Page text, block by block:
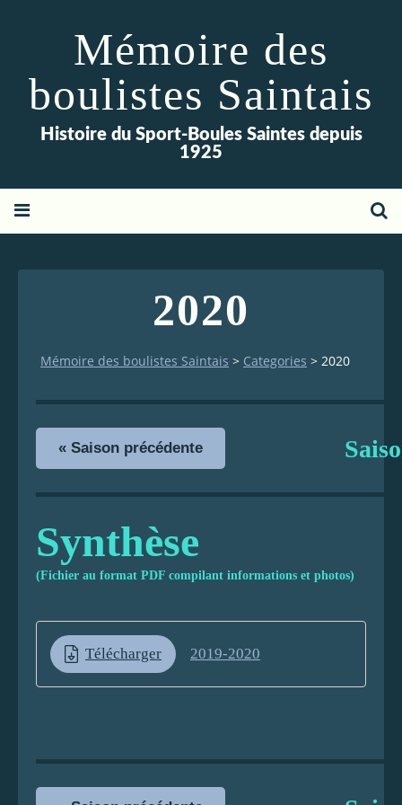
Mémoire des
boulistes Saintais
Histoire du Sport-Boules Saintes depuis
1925
2020
Mémoire des boulistes Saintais > Categories > 2020
« Saison précédente
Synthèse
(Fichier au format PDF compilant informations et photos)
Télécharger 2019-2020